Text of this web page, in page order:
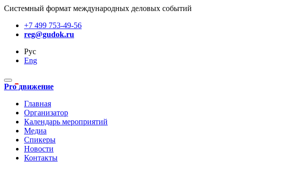
Системный формат международных деловых событий
+7 499 753-49-56
reg@gudok.ru
Рус
Eng
Pro движение
Главная
Организатор
Календарь мероприятий
Медиа
Спикеры
Новости
Контакты